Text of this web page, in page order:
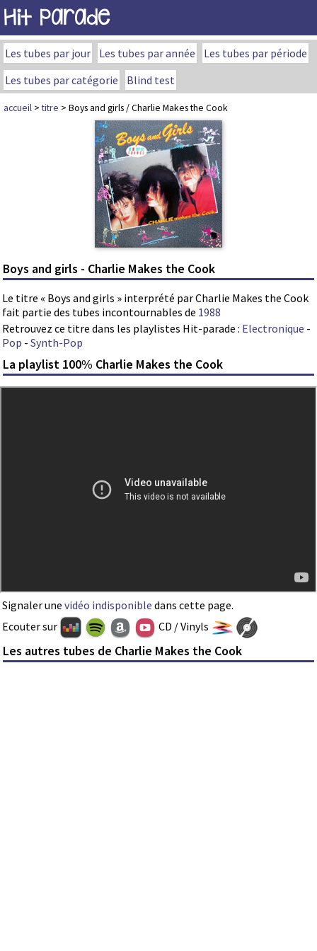
Hit Parade
Les tubes par jour Les tubes par année
Les tubes par période
Les tubes par catégorie
Blind test
accueil >titre > Boys and girls / Charlie Makes the Cook
Boys and girls - Charlie Makes the Cook
Le titre « Boys and girls » interprété par Charlie Makes the Cook
fait partie des tubes incontournables de 1988
Retrouvez ce titre dans les playlistes Hit-parade : Electronique -
Pop - Synth-Pop
La playlist 100% Charlie Makes the Cook
Signaler une vidéo indisponible dans cette page.
Ecouter sur
CD / Vinyls
Les autres tubes de Charlie Makes the Cook